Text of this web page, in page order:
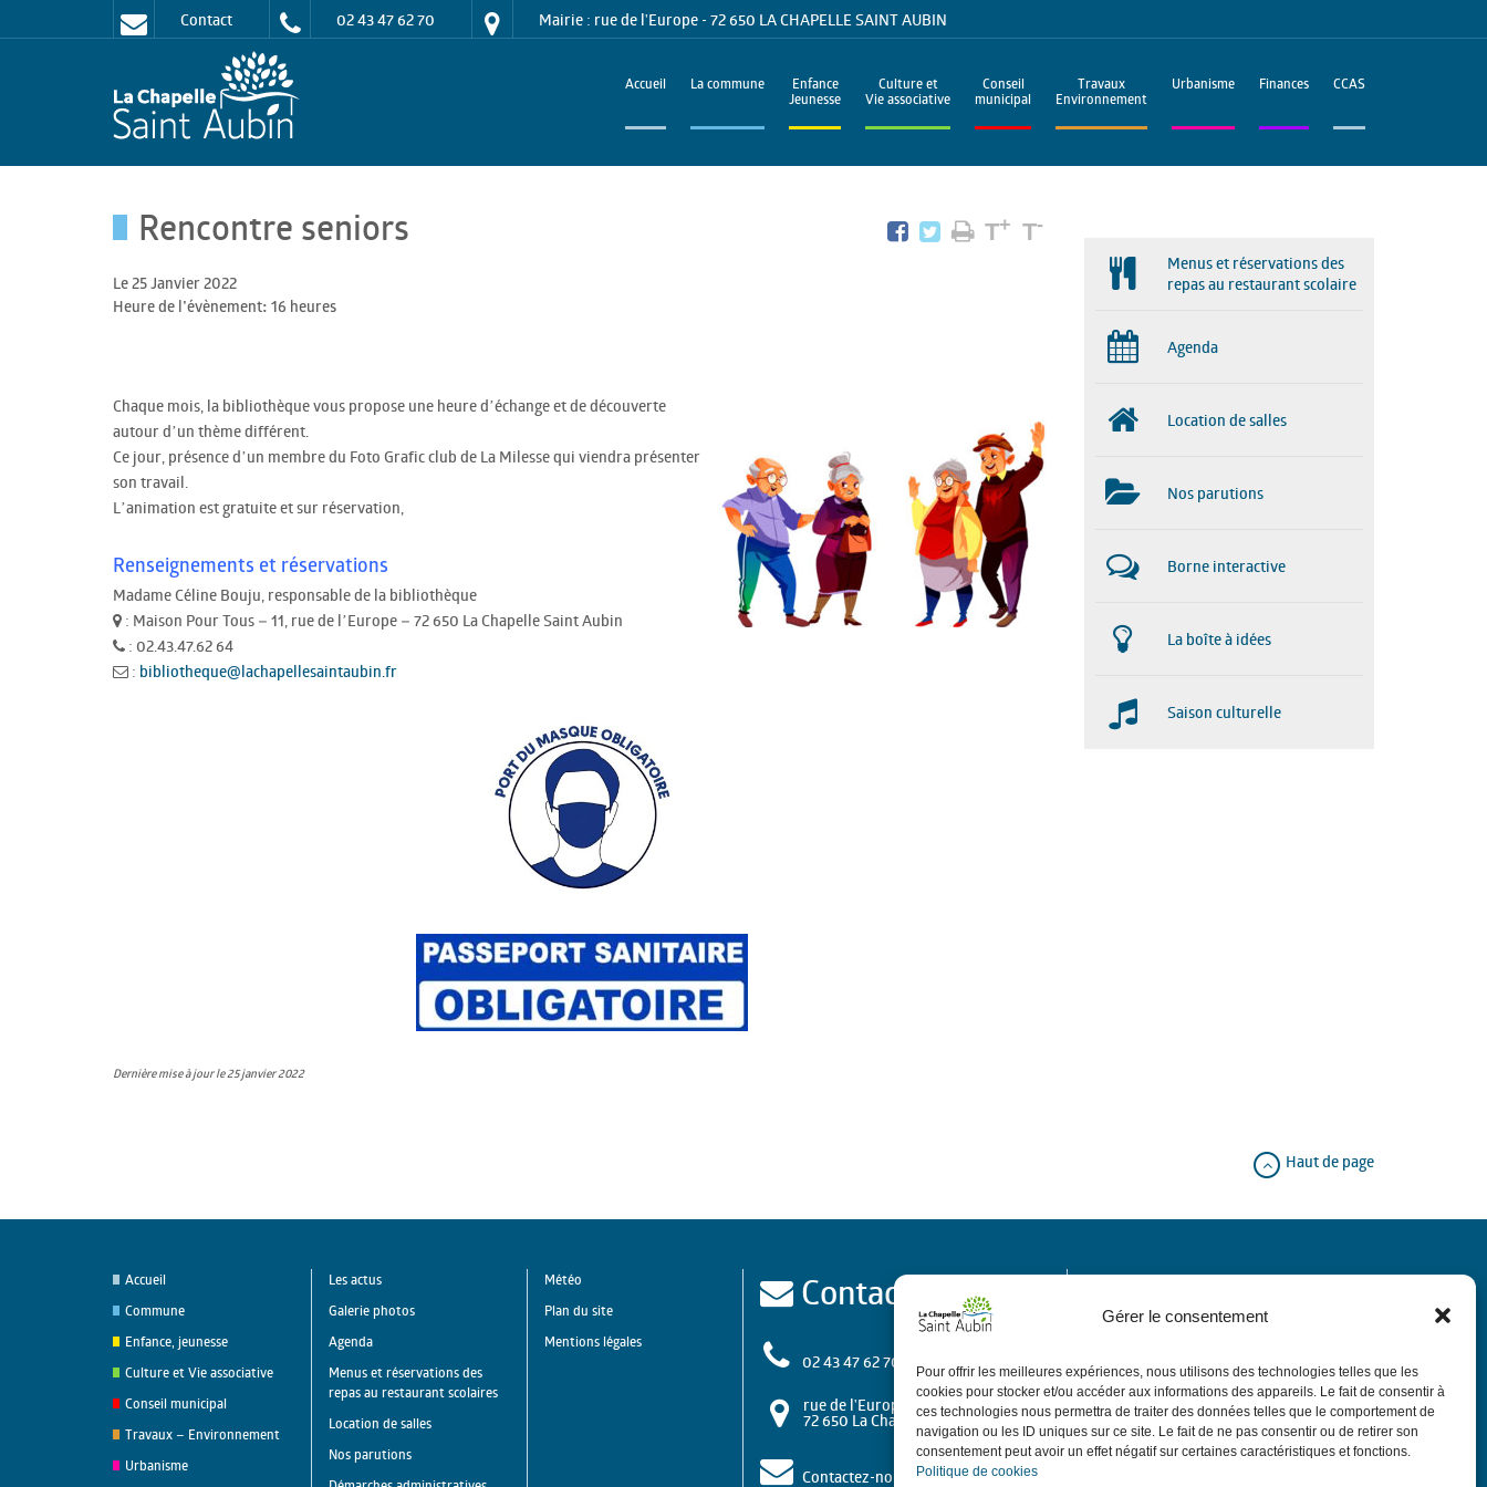
Gérer le consentement
Pour offrir les meilleures expériences, nous utilisons des technologies telles que les
cookies pour stocker et/ou accéder aux informations des appareils. Le fait de consentir à
ces technologies nous permettra de traiter des données telles que le comportement de
navigation ou les ID uniques sur ce site. Le fait de ne pas consentir ou de retirer son
consentement peut avoir un effet négatif sur certaines caractéristiques et fonctions.
Politique de cookies
Contact 02 43 47 62 70 Mairie : rue de l'Europe - 72 650 LA CHAPELLE SAINT AUBIN
Accueil La commune
Enfance
Jeunesse
Culture et
Vie associative
Conseil
municipal
Travaux
Environnement
Urbanisme Finances CCAS
Rencontre seniors T+ T-
Le 25 Janvier 2022
Heure de l'évènement: 16 heures
Chaque mois, la bibliothèque vous propose une heure d’échange et de découverte
autour d’un thème différent.
Ce jour, présence d’un membre du Foto Grafic club de La Milesse qui viendra présenter
son travail.
L’animation est gratuite et sur réservation,
Renseignements et réservations
Madame Céline Bouju, responsable de la bibliothèque
: Maison Pour Tous – 11, rue de l’Europe – 72 650 La Chapelle Saint Aubin
: 02.43.47.62 64
: bibliotheque@lachapellesaintaubin.fr
Dernière mise à jour le 25 janvier 2022
Menus et réservations des
repas au restaurant scolaire
Agenda
Location de salles
Nos parutions
Borne interactive
La boîte à idées
Saison culturelle
Haut de page
Accueil
Commune
Enfance, jeunesse
Culture et Vie associative
Conseil municipal
Travaux – Environnement
Urbanisme
Les actus
Galerie photos
Agenda
Menus et réservations des
repas au restaurant scolaires
Location de salles
Nos parutions
Météo
Plan du site
Mentions légales
Contact
02 43 47 62 70
rue de l'Europe
72 650 La Chapelle Saint Aubin
Contactez-nous
L'après-midide 13h30 à 18h,sauf le jeudi:
de 13h30 à 17h30.
Le 1er samedi du moisde 9h à 12h sauf
ponts et vacances avec permanence d'élus.